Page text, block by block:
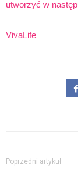
utworzyć w
VivaLife
Poprzedni artykuł